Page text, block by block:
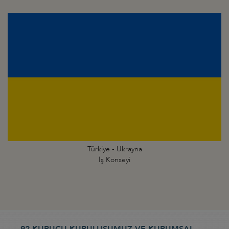
Türkiye - Ukrayna
İş Konseyi